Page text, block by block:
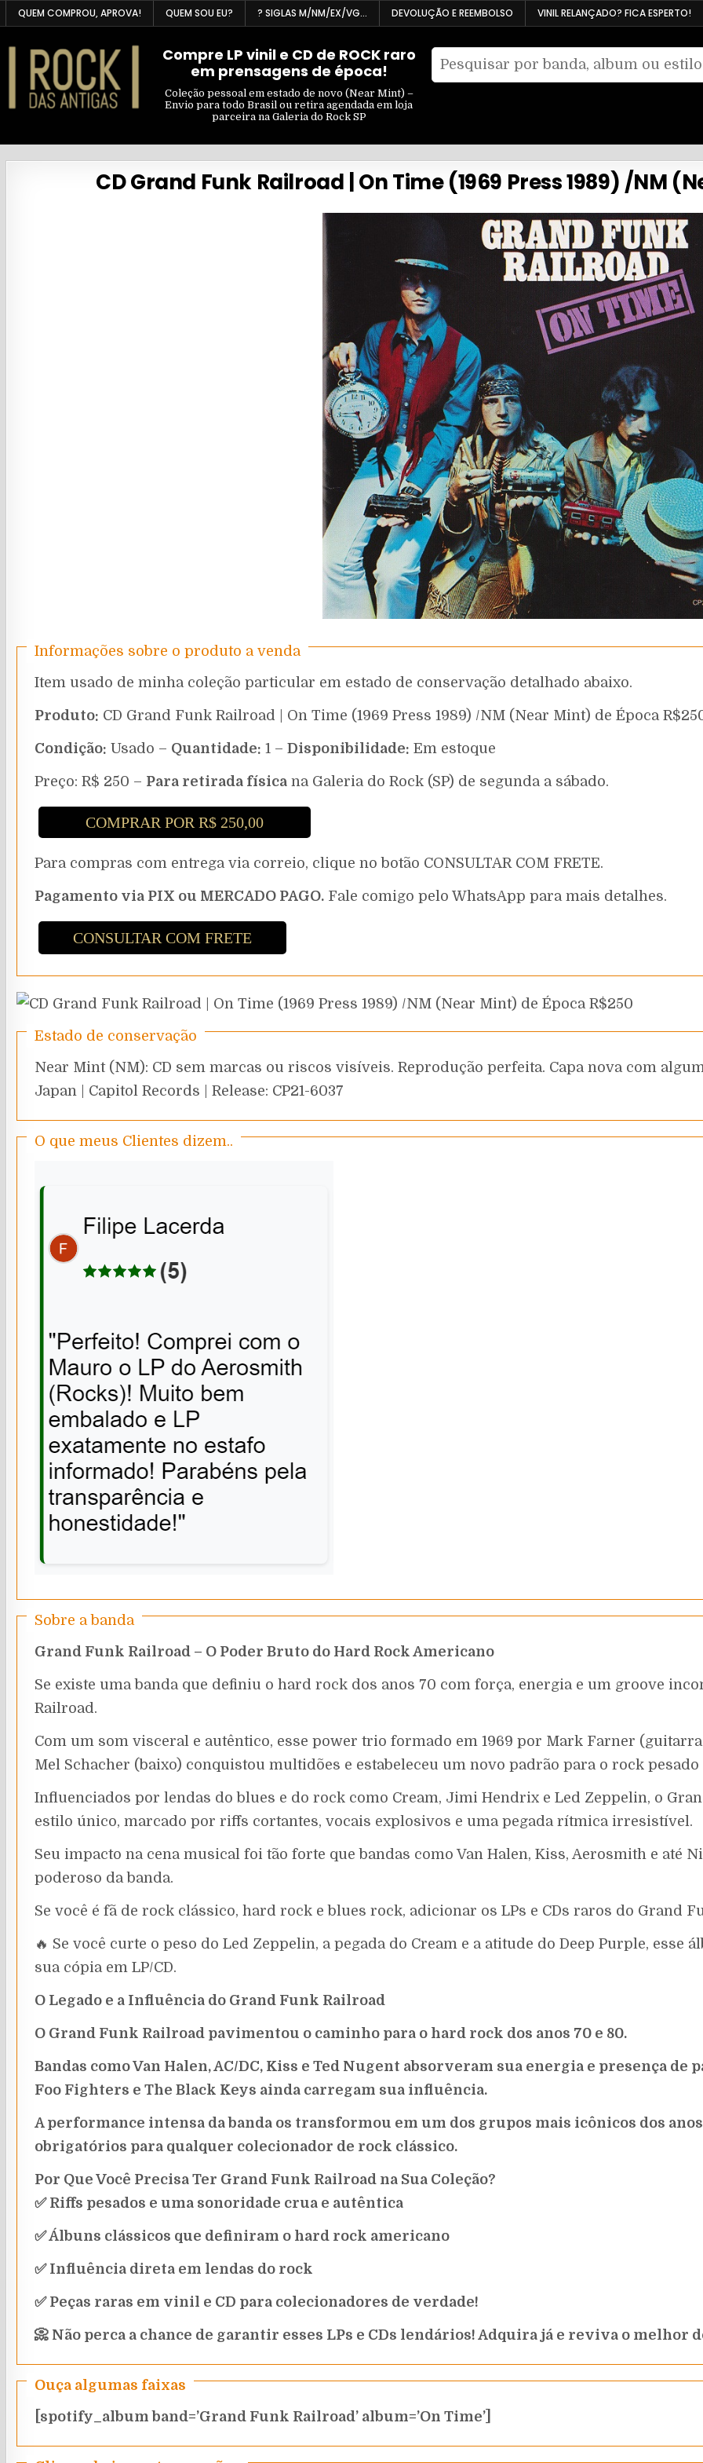
Skip
to
content
QUEM COMPROU, APROVA! QUEM SOU EU? ? SIGLAS M/NM/EX/VG… DEVOLUÇÃO E REEMBOLSO VINIL RELANÇADO? FICA ESPERTO!
Compre LP vinil e CD de ROCK raro
em prensagens de época!
Coleção pessoal em estado de novo (Near Mint) –
Envio para todo Brasil ou retira agendada em loja
parceira na Galeria do Rock SP
Pesquisar
Filtrar
CD Grand Funk Railroad | On Time (1969 Press 1989) /NM
Informações sobre o produto a venda
Item usado de minha coleção particular em estado de conservação detalhado abaixo.
Produto: CD Grand Funk Railroad | On Time (1969 Press 1989) /NM (Near Mint) de Época
Condição: Usado – Quantidade: 1 – Disponibilidade: Em estoque
Preço: R$ 250 – Para retirada físicana Galeria do Rock (SP) de segunda a sábado.
COMPRAR POR R$ 250,00
Para compras com entrega via correio, clique no botão CONSULTAR COM FRETE.
Pagamento via PIX ou MERCADO PAGO.Fale comigo pelo WhatsApp para mais detalhes.
CONSULTAR COM FRETE
Estado de conservação
Near Mint (NM): CD sem marcas ou riscos visíveis. Reprodução perfeita. Capa nova com
Japan | Capitol Records | Release: CP21-6037
O que meus Clientes dizem..
Sobre a banda
Grand Funk Railroad – O Poder Bruto do Hard Rock Americano
Se existe uma banda que definiu o hard rock dos anos 70 com força, energia e um groove
Railroad.
Com um som visceral e autêntico, esse power trio formado em 1969 por Mark Farner
Mel Schacher (baixo) conquistou multidões e estabeleceu um novo padrão para o rock pesado
Influenciados por lendas do blues e do rock como Cream, Jimi Hendrix e Led Zeppelin, o
estilo único, marcado por riffs cortantes, vocais explosivos e uma pegada rítmica irresistível.
Seu impacto na cena musical foi tão forte que bandas como Van Halen, Kiss, Aerosmith e até
poderoso da banda.
Se você é fã de rock clássico, hard rock e blues rock, adicionar os LPs e CDs raros do Grand
🔥 Se você curte o peso do Led Zeppelin, a pegada do Cream e a atitude do Deep Purple, esse
sua cópia em LP/CD.
O Legado e a Influência do Grand Funk Railroad
O Grand Funk Railroad pavimentou o caminho para o hard rock dos anos 70 e 80.
Bandas como Van Halen, AC/DC, Kiss e Ted Nugent absorveram sua energia e presença
Foo Fighters e The Black Keys ainda carregam sua influência.
A performance intensa da banda os transformou em um dos grupos mais icônicos dos
obrigatórios para qualquer colecionador de rock clássico.
Por Que Você Precisa Ter Grand Funk Railroad na Sua Coleção?
✅ Riffs pesados e uma sonoridade crua e autêntica
✅ Álbuns clássicos que definiram o hard rock americano
✅ Influência direta em lendas do rock
✅ Peças raras em vinil e CD para colecionadores de verdade!
📀 Não perca a chance de garantir esses LPs e CDs lendários! Adquira já e reviva o melhor
Ouça algumas faixas
[spotify_album band=’Grand Funk Railroad’ album=’On Time’]